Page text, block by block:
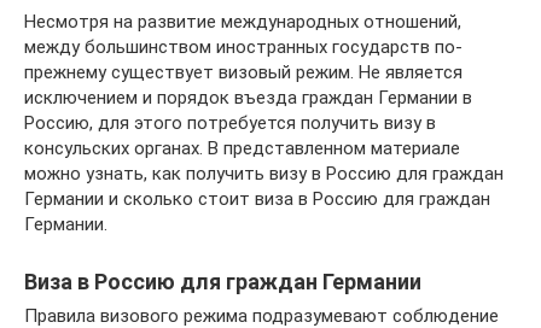
Несмотря на развитие международных отношений,
между большинством иностранных государств по-
прежнему существует визовый режим. Не является
исключением и порядок въезда граждан Германии в
Россию, для этого потребуется получить визу в
консульских органах. В представленном материале
можно узнать, как получить визу в Россию для граждан
Германии и сколько стоит виза в Россию для граждан
Германии.
Виза в Россию для граждан Германии
Правила визового режима подразумевают соблюдение